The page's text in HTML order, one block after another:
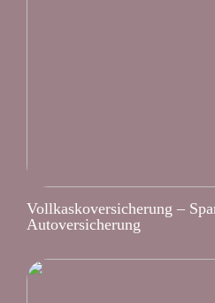
Vollkaskoversicherung –
Autoversicherung